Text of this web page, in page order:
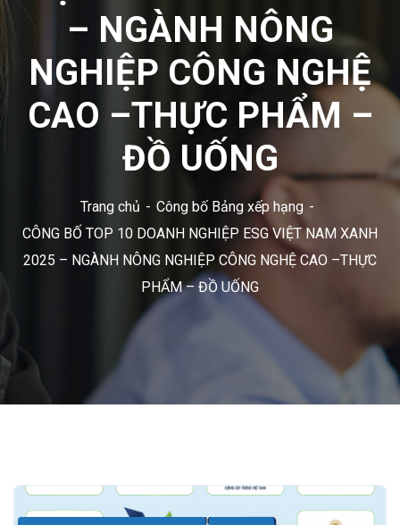
– NGÀNH NÔNG
NGHIỆP CÔNG NGHỆ
CAO –THỰC PHẨM –
ĐỒ UỐNG
Trang chủ
Công bố Bảng xếp hạng
CÔNG BỐ TOP 10 DOANH NGHIỆP ESG VIỆT NAM XANH
2025 – NGÀNH NÔNG NGHIỆP CÔNG NGHỆ CAO –THỰC
PHẨM – ĐỒ UỐNG